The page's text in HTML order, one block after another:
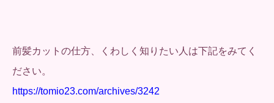
前髪カットの仕方、くわしく知りたい人は下記をみてく
ださい。
https://tomio23.com/archives/3242